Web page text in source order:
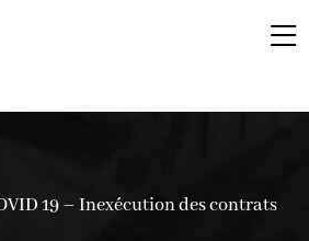
19 – Inexécution des contrats